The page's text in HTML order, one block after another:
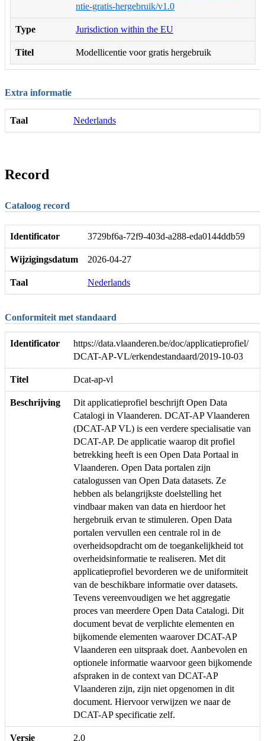
ntie-gratis-hergebruik/v1.0
Type Jurisdiction within the EU
Titel Modellicentie voor gratis hergebruik
Extra informatie
Taal Nederlands
Record
Cataloog record
Identificator 3729bf6a-72f9-403d-a288-eda0144ddb59
Wijzigingsdatum 2026-04-27
Taal Nederlands
Conformiteit met standaard
Identificator
https://data.vlaanderen.be/doc/applicatieprofiel/
DCAT-AP-VL/erkendestandaard/2019-10-03
Titel Dcat-ap-vl
Beschrijving
Dit applicatieprofiel beschrijft Open Data
Catalogi in Vlaanderen. DCAT-AP Vlaanderen
(DCAT-AP VL) is een verdere specialisatie van
DCAT-AP. De applicatie waarop dit profiel
betrekking heeft is een Open Data Portaal in
Vlaanderen. Open Data portalen zijn
catalogussen van Open Data datasets. Ze
hebben als belangrijkste doelstelling het
vindbaar maken van data en hierdoor het
hergebruik ervan te stimuleren. Open Data
portalen vervullen een centrale rol in de
overheidsopdracht om de toegankelijkheid tot
overheidsinformatie te realiseren. Met dit
applicatieprofiel bevorderen we de uniformiteit
van de beschikbare informatie over datasets.
Tevens vereenvoudigen we het aggregatie
proces van meerdere Open Data Catalogi. Dit
document bevat de verplichte elementen en
bijkomende elementen waarover DCAT-AP
Vlaanderen een uitspraak doet. Aanbevolen en
optionele informatie waarvoor geen bijkomende
afspraken in de context van DCAT-AP
Vlaanderen zijn, zijn niet opgenomen in dit
document. Hiervoor verwijzen we naar de
DCAT-AP specificatie zelf.
Versie 2.0